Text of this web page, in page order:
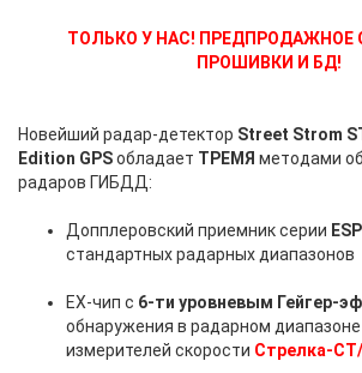
ТОЛЬКО У НАС! ПРЕДПРОДАЖНОЕ
ПРОШИВКИ И БД!
Новейший радар-детектор Street Strom
Edition GPSобладает ТРЕМЯ методами
радаров ГИБДД:
Допплеровский приемник серии ESP
стандартных радарных диапазонов
EX-чип с 6-ти уровневым Гейгер-
обнаружения в радарном
измерителей скорости Стрелка-